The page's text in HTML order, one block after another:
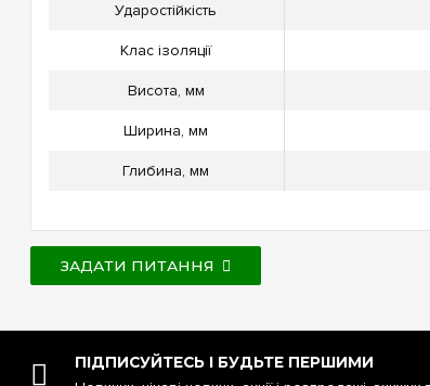
Ударостійкість
Клас ізоляції
Висота, мм
Ширина, мм
Глибина, мм
ЗАДАТИ ПИТАННЯ
ПІДПИСУЙТЕСЬ І БУДЬТЕ ПЕРШИМИ